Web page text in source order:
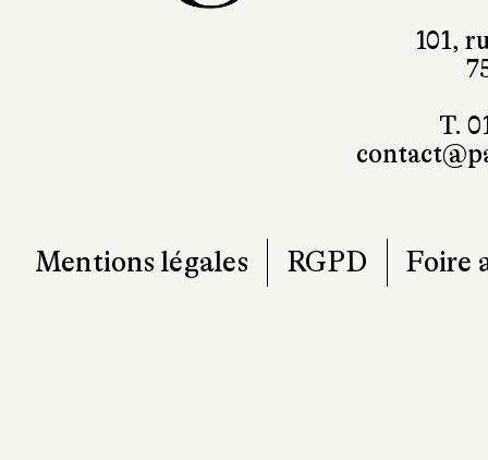
101,
T.
Mentions légales RGPD Foire